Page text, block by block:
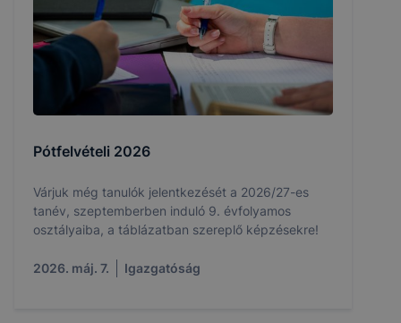
Pótfelvételi 2026
Várjuk még tanulók jelentkezését a 2026/27-es
tanév, szeptemberben induló 9. évfolyamos
osztályaiba, a táblázatban szereplő képzésekre!
2026. máj. 7. Igazgatóság